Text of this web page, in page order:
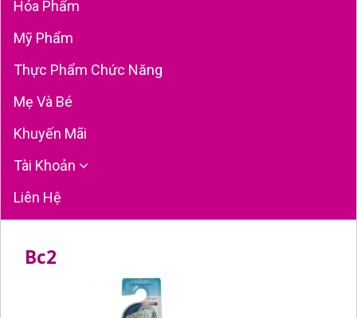
Hóa Phẩm
Mỹ Phẩm
Thực Phẩm Chức Năng
Mẹ Và Bé
Khuyến Mãi
Tài Khoản
Liên Hệ
Bc2